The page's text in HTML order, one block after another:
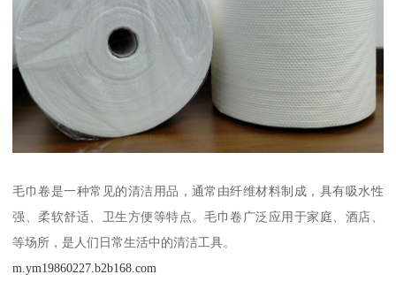
毛巾卷是一种常见的清洁用品，通常由纤维材料制成，具有吸水性
强、柔软舒适、卫生方便等特点。毛巾卷广泛应用于家庭、酒店、
等场所，是人们日常生活中的清洁工具。
m.ym19860227.b2b168.com